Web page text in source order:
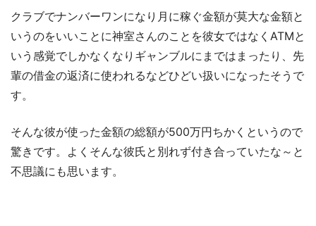
クラブでナンバーワンになり月に稼ぐ金額が莫大な金額と
いうのをいいことに神室さんのことを彼女ではなくATMと
いう感覚でしかなくなりギャンブルにまではまったり、先
輩の借金の返済に使われるなどひどい扱いになったそうで
す。
そんな彼が使った金額の総額が500万円ちかくというので
驚きです。よくそんな彼氏と別れず付き合っていたな～と
不思議にも思います。